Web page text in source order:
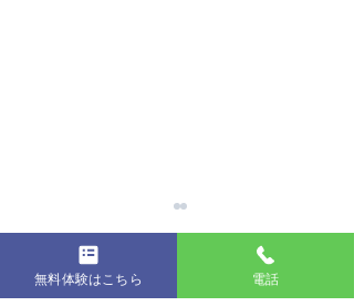
コメント
無料体験はこちら 電話